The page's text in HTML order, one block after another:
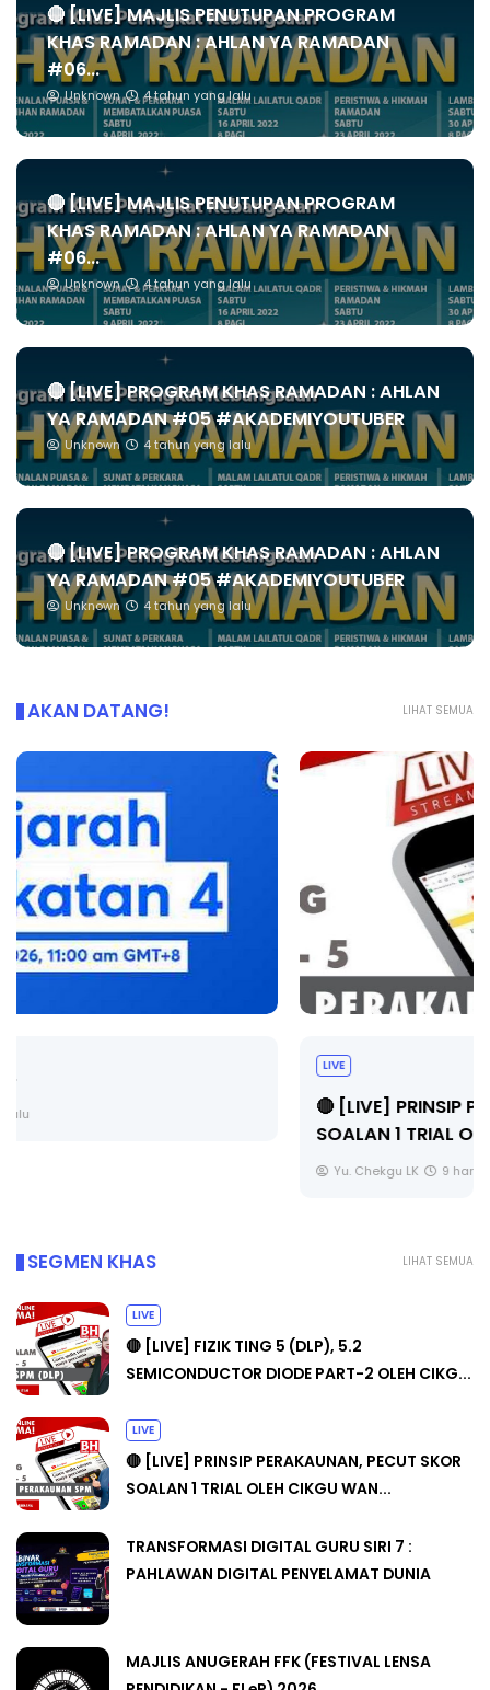
🔴 [LIVE] MAJLIS PENUTUPAN PROGRAM
KHAS RAMADAN : AHLAN YA RAMADAN
#06...
Unknown 4 tahun yang lalu
🔴 [LIVE] MAJLIS PENUTUPAN PROGRAM
KHAS RAMADAN : AHLAN YA RAMADAN
#06...
Unknown 4 tahun yang lalu
🔴 [LIVE] PROGRAM KHAS RAMADAN : AHLAN
YA RAMADAN #05 #AKADEMIYOUTUBER
Unknown 4 tahun yang lalu
🔴 [LIVE] PROGRAM KHAS RAMADAN : AHLAN
YA RAMADAN #05 #AKADEMIYOUTUBER
Unknown 4 tahun yang lalu
LIHAT SEMUA
AKAN DATANG!
🔴 [LIVE] PRINSIP PERAKAUNAN, BEDAH TUNTAS
LIHAT SEMUA
SEGMEN KHAS
LIVE
🔴 [LIVE] FIZIK TING 5 (DLP), 5.2
SEMICONDUCTOR DIODE PART-2 OLEH CIKG...
LIVE
🔴 [LIVE] PRINSIP PERAKAUNAN, PECUT SKOR
SOALAN 1 TRIAL OLEH CIKGU WAN...
TRANSFORMASI DIGITAL GURU SIRI 7 :
PAHLAWAN DIGITAL PENYELAMAT DUNIA
MAJLIS ANUGERAH FFK (FESTIVAL LENSA